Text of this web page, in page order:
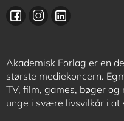
Akademisk Forlag er en
største mediekoncern.
TV, film, games, bøger
unge i svære livsvilkår i at